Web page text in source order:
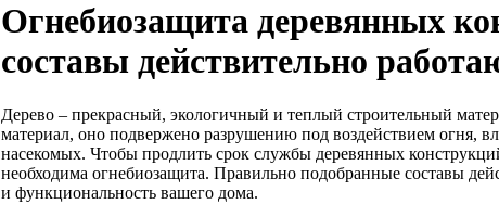
Огнебиозащита деревянных
составы действительно
Дерево – прекрасный, экологичный и теплый строительный
материал, оно подвержено разрушению под воздействием огня,
насекомых. Чтобы продлить срок службы деревянных
необходима огнебиозащита. Правильно подобранные составы
и функциональность вашего дома.